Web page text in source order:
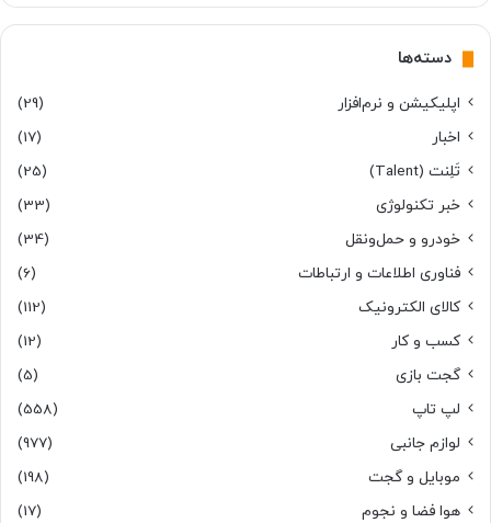
دسته‌ها
اپلیکیشن و نرم‌افزار
(29)
اخبار
(17)
تَلِنت (Talent)
(25)
خبر تکنولوژی
(33)
خودرو و حمل‌و‌نقل
(34)
فناوری اطلاعات و ارتباطات
(6)
کالای الکترونیک
(112)
کسب و کار
(12)
گجت بازی
(5)
لپ تاپ
(558)
لوازم جانبی
(977)
موبایل و گجت
(198)
هوا فضا و نجوم
(17)